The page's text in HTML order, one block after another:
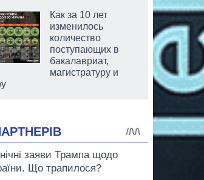
Как за 10 лет
изменилось
количество
поступающих в
бакалавриат,
магистратуру и